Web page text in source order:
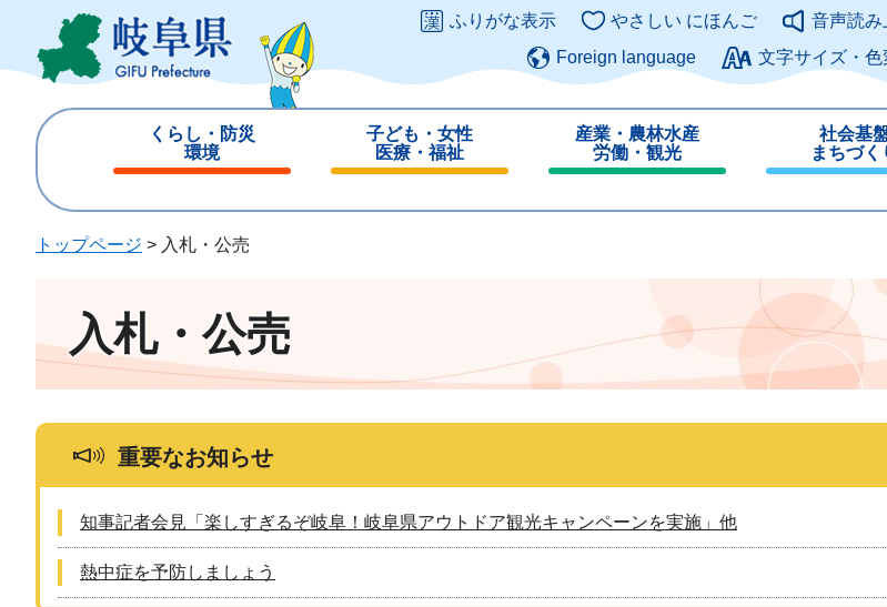
ジ
ュ
このページの本文へ
ふりがな表示 やさしい にほんご
音声読み
Foreign language
文字サイズ・色
くらし・防災
環境
じ
子ども・女性
医療・福祉
じ
産業・農林水産
労働・観光
じ
社会基
まちづく
じ
トップページ > 入札・公売
入札・公売
重要なお知らせ
知事記者会見「楽しすぎるぞ岐阜！岐阜県アウトドア観光キャンペーンを実施」他
熱中症を予防しましょう